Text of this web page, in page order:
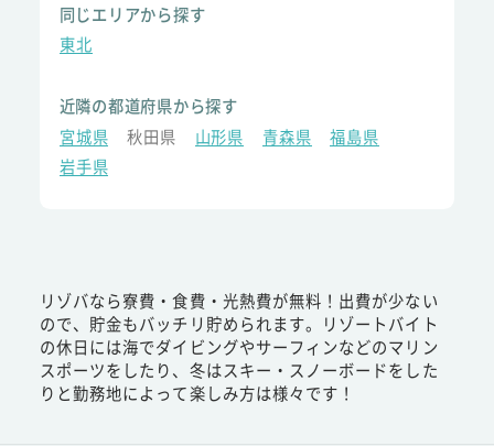
同じエリアから探す
東北
近隣の都道府県から探す
宮城県
秋田県 山形県 青森県
福島県
岩手県
リゾバなら寮費・食費・光熱費が無料！出費が少ない
ので、貯金もバッチリ貯められます。リゾートバイト
の休日には海でダイビングやサーフィンなどのマリン
スポーツをしたり、冬はスキー・スノーボードをした
りと勤務地によって楽しみ方は様々です！